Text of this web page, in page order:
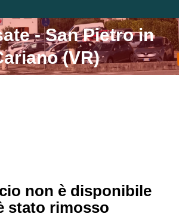
- San Pietro in
(VR)
Tu sei qui:
non è disponibile
stato rimosso